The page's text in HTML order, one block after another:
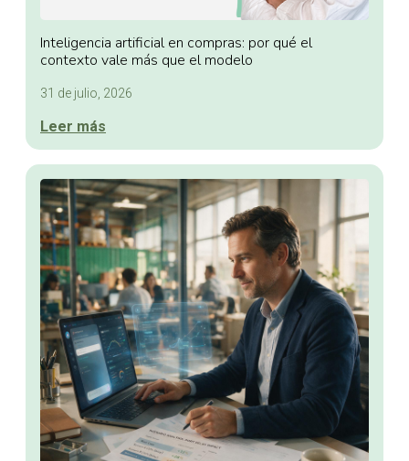
Inteligencia artificial en compras: por qué el
contexto vale más que el modelo
31 de julio, 2026
Leer más